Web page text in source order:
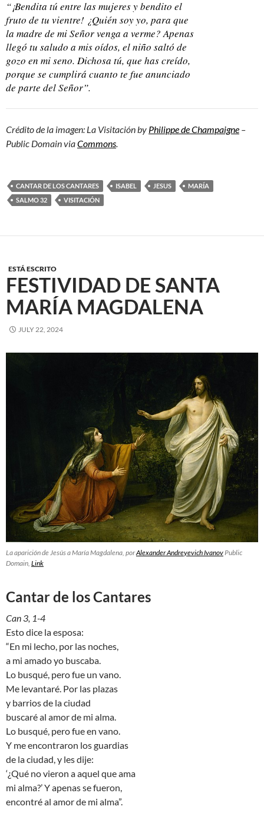
“¡Bendita tú entre las mujeres y bendito el
fruto de tu vientre! ¿Quién soy yo, para que
la madre de mi Señor venga a verme? Apenas
llegó tu saludo a mis oídos, el niño saltó de
gozo en mi seno. Dichosa tú, que has creído,
porque se cumplirá cuanto te fue anunciado
de parte del Señor”.
Crédito de la imagen: La Visitación by Philippe de Champaigne –
Public Domain viaCommons
CANTAR DE LOS CANTARES ISABEL JESUS
MARÍA
SALMO 32
VISITACIÓN
ESTÁ ESCRITO
FESTIVIDAD DE SANTA
MARÍA MAGDALENA
JULY 22, 2024
La aparición de Jesús a María Magdalena, porAlexander Andreyevich Ivanov Public
Domain, Link
Cantar de los Cantares
Can 3, 1-4
Esto dice la esposa:
“En mi lecho, por las noches,
a mi amado yo buscaba.
Lo busqué, pero fue un vano.
Me levantaré. Por las plazas
y barrios de la ciudad
buscaré al amor de mi alma.
Lo busqué, pero fue en vano.
Y me encontraron los guardias
de la ciudad, y les dije:
‘¿Qué no vieron a aquel que ama
mi alma?’ Y apenas se fueron,
encontré al amor de mi alma”.